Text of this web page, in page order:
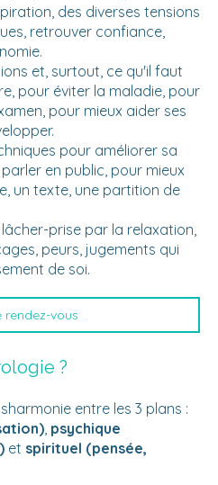
des diverses tensions
retrouver confiance,
et, surtout, ce qu'il faut
pour éviter la maladie, pour
pour mieux aider ses
pour améliorer sa
en public, pour mieux
un texte, une partition de
prise par la relaxation,
peurs, jugements qui
de soi.
rendez-vous
?
entre les 3 plans :
, psychique
et spirituel (pensée,